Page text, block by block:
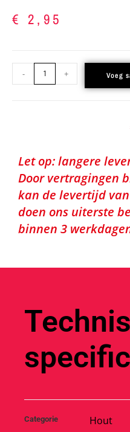
€ 2,95
- + Voeg
Let op: langere
Door vertragingen
kan de levertijd
doen ons uiterste
binnen 3
Categorie Hout